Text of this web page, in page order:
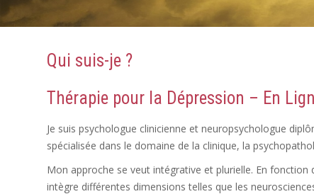
Qui suis-je ?
Thérapie pour la Dépression – En
Je suis psychologue clinicienne et neuropsychologue
spécialisée dans le domaine de la clinique, la
Mon approche se veut intégrative et plurielle. En
intègre différentes dimensions telles que les